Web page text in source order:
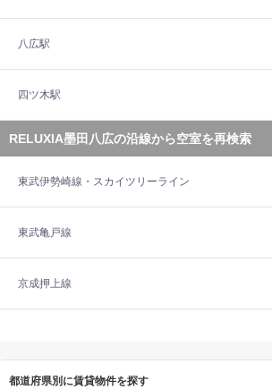
八広駅
四ツ木駅
RELUXIA墨田八広の沿線から空室を再検索
東武伊勢崎線・スカイツリーライン
東武亀戸線
京成押上線
都道府県別に賃貸物件を探す